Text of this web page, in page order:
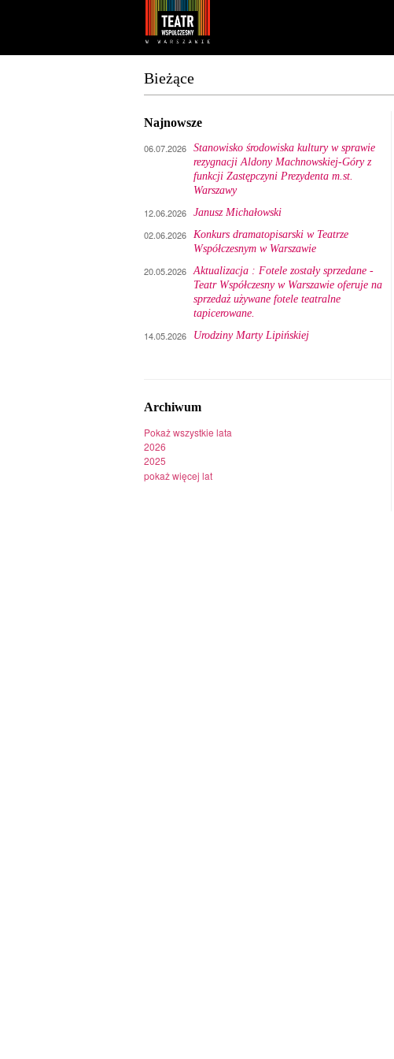
Bieżące
Najnowsze
06.07.2026 Stanowisko środowiska kultury w sprawie
rezygnacji Aldony Machnowskiej-Góry z
funkcji Zastępczyni Prezydenta m.st.
Warszawy
12.06.2026 Janusz Michałowski
02.06.2026 Konkurs dramatopisarski w Teatrze
Współczesnym w Warszawie
20.05.2026 Aktualizacja : Fotele zostały sprzedane -
Teatr Współczesny w Warszawie oferuje na
sprzedaż używane fotele teatralne
tapicerowane.
14.05.2026 Urodziny Marty Lipińskiej
Archiwum
Pokaż wszystkie lata
2026
2025
pokaż więcej lat